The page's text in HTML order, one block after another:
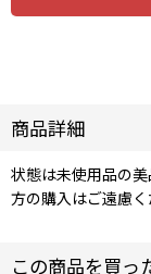
商品詳細
状態は未使用品の
方の購入はご遠慮く
この商品を買っ